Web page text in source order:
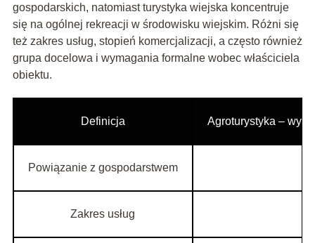
gospodarskich, natomiast turystyka wiejska koncentruje
się na ogólnej rekreacji w środowisku wiejskim. Różni się
też zakres usług, stopień komercjalizacji, a często również
grupa docelowa i wymagania formalne wobec właściciela
obiektu.
Definicja Agroturystyka –
Powiązanie z gospodarstwem
Zakres usług